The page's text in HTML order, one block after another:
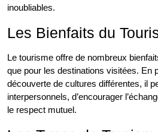
inoubliables.
Les Bienfaits du
Le tourisme offre de nombreux
que pour les destinations visitées. En
découverte de cultures différentes, il
interpersonnels, d’encourager
le respect mutuel.